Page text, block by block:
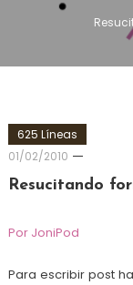
625 Líneas
01/02/2010
Resucitando
Por JoniPod
Para escribir post